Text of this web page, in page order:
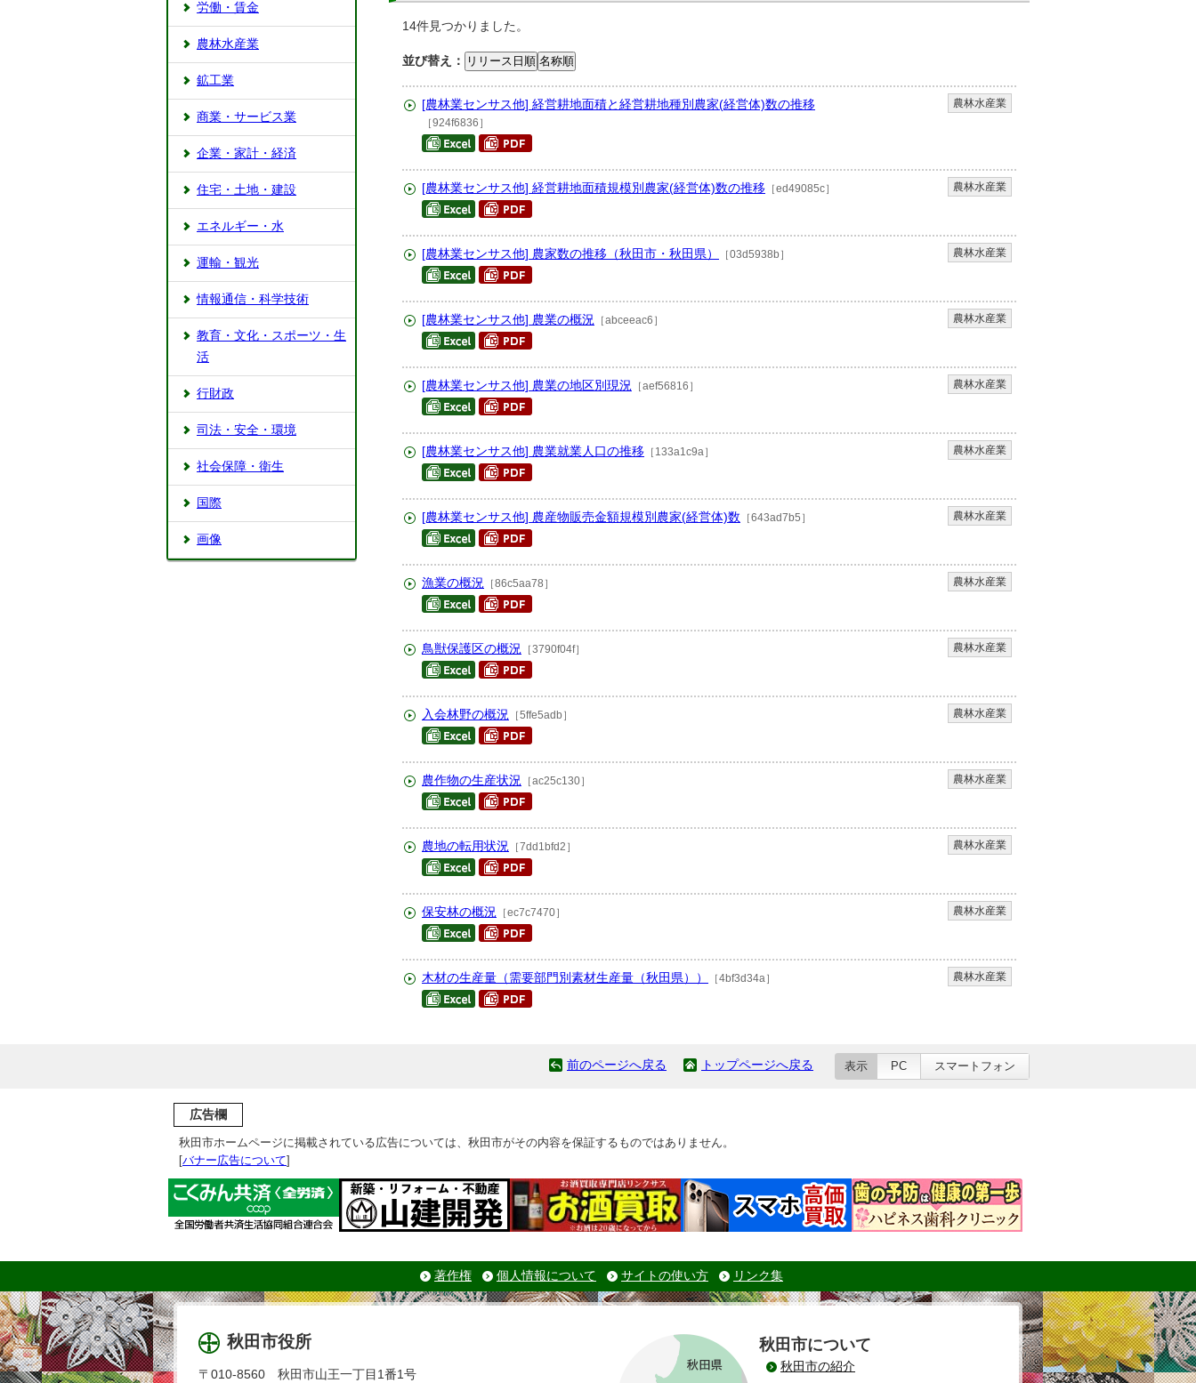
14件見つかりました。
並び替え： リリース日順 名称順
[農林業センサス他] 経営耕地面積と経営耕地種別農家(経営体)数の推移
［924f6836］
農林水産業
[農林業センサス他] 経営耕地面積規模別農家(経営体)数の推移 ［ed49085c］ 農林水産業
[農林業センサス他] 農家数の推移（秋田市・秋田県） ［03d5938b］ 農林水産業
[農林業センサス他] 農業の概況 ［abceeac6］ 農林水産業
[農林業センサス他] 農業の地区別現況 ［aef56816］ 農林水産業
[農林業センサス他] 農業就業人口の推移 ［133a1c9a］ 農林水産業
[農林業センサス他] 農産物販売金額規模別農家(経営体)数 ［643ad7b5］ 農林水産業
漁業の概況 ［86c5aa78］ 農林水産業
鳥獣保護区の概況 ［3790f04f］ 農林水産業
入会林野の概況 ［5ffe5adb］ 農林水産業
農作物の生産状況 ［ac25c130］ 農林水産業
農地の転用状況 ［7dd1bfd2］ 農林水産業
保安林の概況 ［ec7c7470］ 農林水産業
木材の生産量（需要部門別素材生産量（秋田県）） ［4bf3d34a］ 農林水産業
労働・賃金
農林水産業
鉱工業
商業・サービス業
企業・家計・経済
住宅・土地・建設
エネルギー・水
運輸・観光
情報通信・科学技術
教育・文化・スポーツ・生
活
行財政
司法・安全・環境
社会保障・衛生
国際
画像
前のページへ戻る トップページへ戻る 表示 PC スマートフォン
広告欄
秋田市ホームページに掲載されている広告については、秋田市がその内容を保証するものではありません。
[バナー広告について]
著作権 個人情報について サイトの使い方 リンク集
秋田市役所
〒010-8560 秋田市山王一丁目1番1号
秋田市について
秋田市の紹介